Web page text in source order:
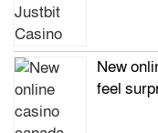
New
feel